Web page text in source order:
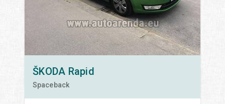
ŠKODA Rapid
Spaceback